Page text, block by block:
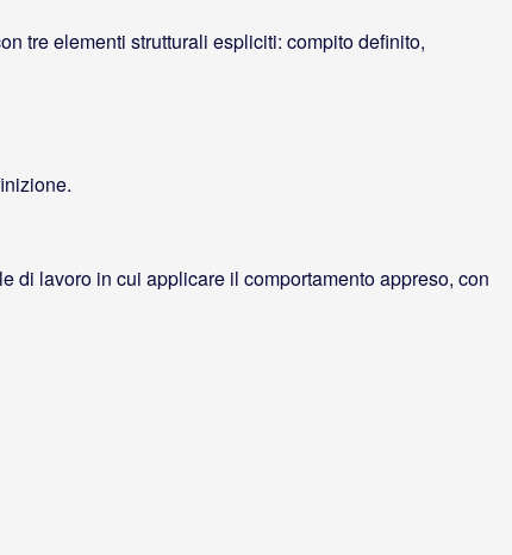
tre elementi strutturali espliciti: compito definito,
di lavoro in cui applicare il comportamento appreso, con